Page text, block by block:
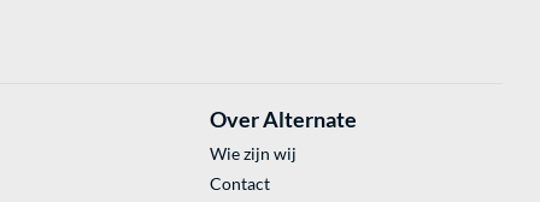
Over Alternate
Wie zijn wij
Contact